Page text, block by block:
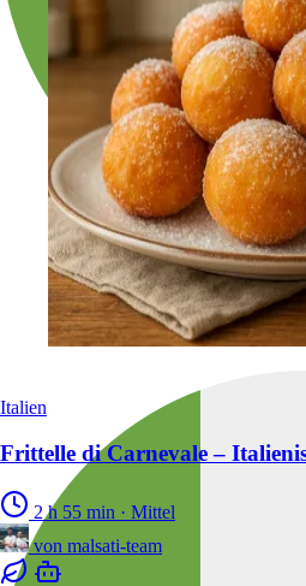
Italien
Frittelle di Carnevale –
2 h 55 min · Mittel
von malsati-team